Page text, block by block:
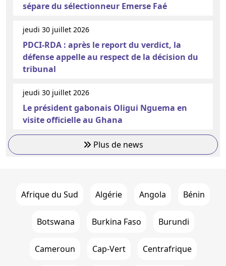
sépare du sélectionneur Emerse Faé
jeudi 30 juillet 2026
PDCI-RDA : après le report du verdict, la
défense appelle au respect de la décision du
tribunal
jeudi 30 juillet 2026
Le président gabonais Oligui Nguema en
visite officielle au Ghana
Plus de news
Afrique du Sud Algérie Angola Bénin
Botswana Burkina Faso Burundi
Cameroun Cap-Vert Centrafrique